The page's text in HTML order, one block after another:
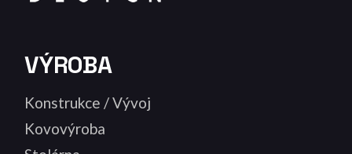
VÝROBA
Konstrukce / Vývoj
Kovovýroba